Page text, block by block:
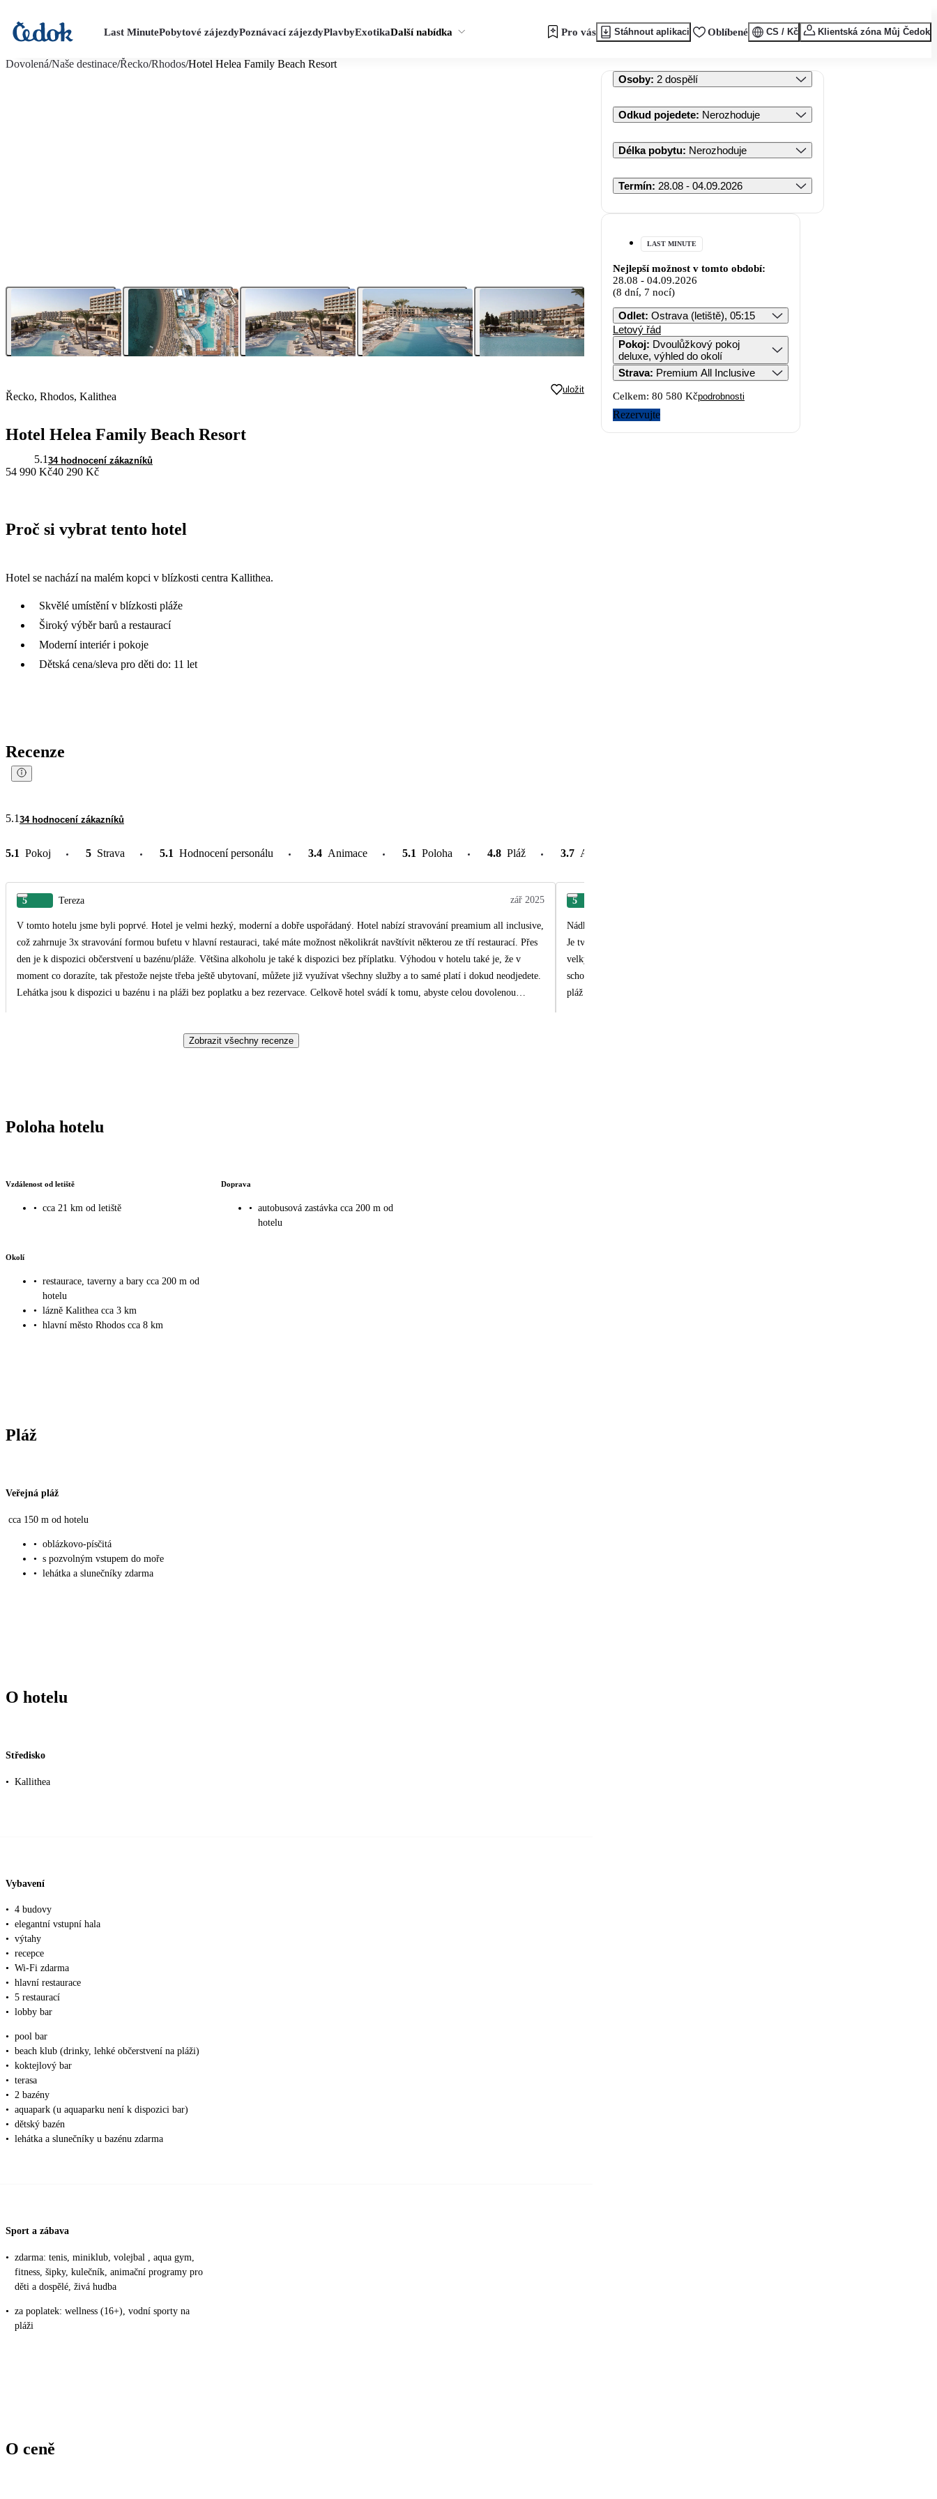
Last MinutePobytové zájezdyPoznávací zájezdyPlavbyExotikaDalší nabídka Pro vás Stáhnout aplikaci Oblíbené CS / Kč Klientská zóna Můj Čedok
Dovolená/Naše destinace/Řecko/Rhodos/Hotel Helea Family Beach Resort
Řecko, Rhodos, Kalithea
uložit
Hotel Helea Family Beach Resort
5.1 34 hodnocení zákazníků
54 990 Kč40 290 Kč
Proč si vybrat tento hotel
Hotel se nachází na malém kopci v blízkosti centra Kallithea.
Skvělé umístění v blízkosti pláže
Široký výběr barů a restaurací
Moderní interiér i pokoje
Dětská cena/sleva pro děti do: 11 let
Recenze
5.1 34 hodnocení zákazníků
5.1 Pokoj 5 Strava 5.1 Hodnocení personálu 3.4 Animace 5.1 Poloha 4.8 Pláž 3.7 Atrakce v okolí
5 Tereza zář 2025
V tomto hotelu jsme byli poprvé. Hotel je velmi hezký, moderní a dobře uspořádaný. Hotel nabízí stravování preamium all inclusive,
což zahrnuje 3x stravování formou bufetu v hlavní restauraci, také máte možnost několikrát navštívit některou ze tří restaurací. Přes
den je k dispozici občerstvení u bazénu/pláže. Většina alkoholu je také k dispozici bez příplatku. Výhodou v hotelu také je, že v
moment co dorazíte, tak přestože nejste třeba ještě ubytovaní, můžete již využívat všechny služby a to samé platí i dokud neodjedete.
Lehátka jsou k dispozici u bazénu i na pláži bez poplatku a bez rezervace. Celkově hotel svádí k tomu, abyste celou dovolenou
nám loď zastavila přímo u hotelu. Hotel má i vlastní aplikaci, kde naleznete např. všechny meníčka restaurací/barů, také si přes ni
zakoupíte např. suvenýry. Tento řetězec má aktuálně 4 hotely, my již navštívili oba v Rhodosu a jsme tak spokojeni, že navštívíme i
5
Nádherná dovolená v krásném hotelu. Výborné jídlo i pití, obsluha milá a rychlá. Pokoj
Je tvořen ložnicí, obývací částí a balkónem, odpovídal fotografiím. Lehátka na pláži se dala
velkých vln, boty do vody nejsou potřeba. Chybičky se přesto najdou. Bylo by vhodné
schodech, je popraskaná a hladká, takže hrozí uklouznutí, ale dá se sejít na pláž po druhých
pláž jsou volně k dispozici, vyměnit se dají kdykoli. Ala carte restaurace je nejlépe na večeři
Zobrazit všechny recenze
Poloha hotelu
Vzdálenost od letiště
• cca 21 km od letiště
Doprava
• autobusová zastávka cca 200 m od
hotelu
Okolí
• restaurace, taverny a bary cca 200 m od
hotelu
• lázně Kalithea cca 3 km
• hlavní město Rhodos cca 8 km
Pláž
Veřejná pláž
cca 150 m od hotelu
• oblázkovo-písčitá
• s pozvolným vstupem do moře
• lehátka a slunečníky zdarma
O hotelu
Středisko
• Kallithea
Vybavení
• 4 budovy
• elegantní vstupní hala
• výtahy
• recepce
• Wi-Fi zdarma
• hlavní restaurace
• 5 restaurací
• lobby bar
• pool bar
• beach klub (drinky, lehké občerstvení na pláži)
• koktejlový bar
• terasa
• 2 bazény
• aquapark (u aquaparku není k dispozici bar)
• dětský bazén
• lehátka a slunečníky u bazénu zdarma
Sport a zábava
• zdarma: tenis, miniklub, volejbal , aqua gym,
fitness, šipky, kulečník, animační programy pro
děti a dospělé, živá hudba
• za poplatek: wellness (16+), vodní sporty na
pláži
O ceně
Osoby: 2 dospělí
Odkud pojedete: Nerozhoduje
Délka pobytu: Nerozhoduje
Termín: 28.08 - 04.09.2026
LAST MINUTE
Nejlepší možnost v tomto období:
28.08 - 04.09.2026
(8 dní, 7 nocí)
Odlet: Ostrava (letiště), 05:15
Letový řád
Pokoj: Dvoulůžkový pokoj
deluxe, výhled do okolí
Strava: Premium All Inclusive
Celkem: 80 580 Kčpodrobnosti
Rezervujte